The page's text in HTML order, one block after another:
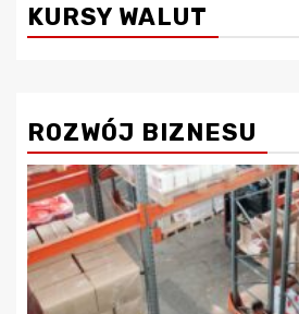
KURSY WALUT
ROZWÓJ BIZNESU